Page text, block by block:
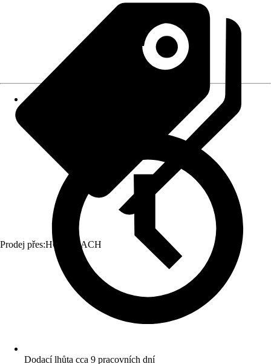
Prodej přes:HORNBACH
Dodací lhůta cca 9 pracovních dní